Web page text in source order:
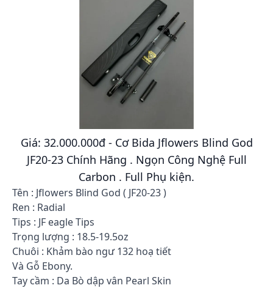
Giá: 32.000.000đ - Cơ Bida Jflowers Blind God
JF20-23 Chính Hãng . Ngọn Công Nghệ Full
Carbon . Full Phụ kiện.
Tên : Jflowers Blind God ( JF20-23 )
Ren : Radial
Tips : JF eagle Tips
Trọng lượng : 18.5-19.5oz
Chuôi : Khảm bào ngư 132 hoạ tiết
Và Gỗ Ebony.
Tay cầm : Da Bò dập vân Pearl Skin